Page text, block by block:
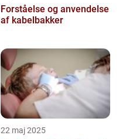
Forståelse og anvendelse
af kabelbakker
22 maj 2025